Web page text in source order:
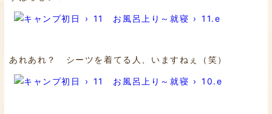
あれあれ？ シーツを着てる人、いますねぇ（笑）